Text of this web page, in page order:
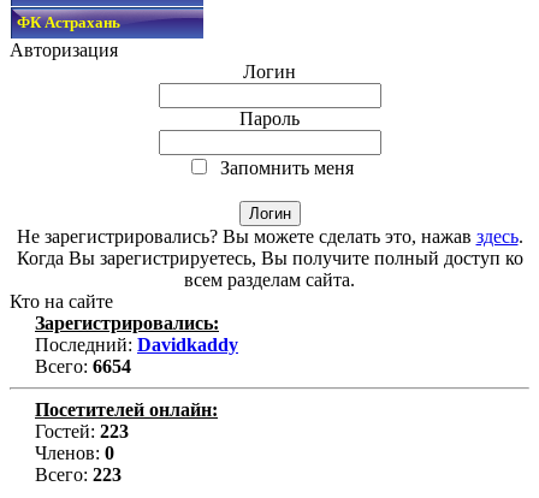
ФК Астрахань
Авторизация
Логин
Пароль
Запомнить меня
Не зарегистрировались? Вы можете сделать это, нажав здесь.
Когда Вы зарегистрируетесь, Вы получите полный доступ ко
всем разделам сайта.
Кто на сайте
Зарегистрировались:
Последний: Davidkaddy
Всего: 6654
Посетителей онлайн:
Гостей: 223
Членов: 0
Всего: 223